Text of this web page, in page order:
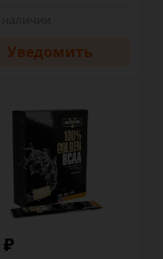
Уведомить
₽